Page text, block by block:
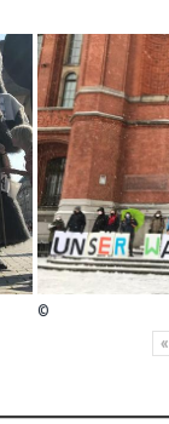
©
«